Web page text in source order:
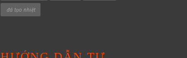
đá tạo nhiệt